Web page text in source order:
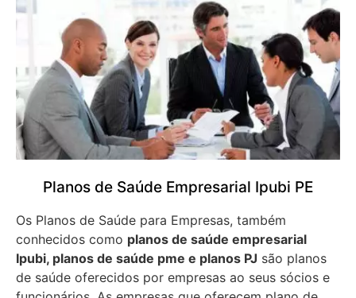
Planos de Saúde Empresarial Ipubi PE
Os Planos de Saúde para Empresas, também
conhecidos como planos de saúde empresarial
Ipubi, planos de saúde pme e planos PJ são planos
de saúde oferecidos por empresas ao seus sócios e